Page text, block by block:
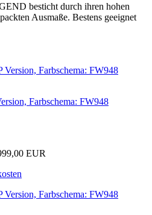
besticht durch ihren hohen
Ausmaße. Bestens geeignet
Farbschema: FW948
EUR